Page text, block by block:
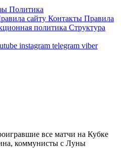
Политика
сайту Контакты Правила
политика Структура
instagram telegram viber
все матчи на Кубке
коммунисты с Луны